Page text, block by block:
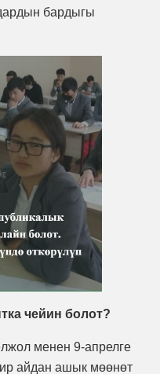
бардыгы
чейин болот?
менен 9-апрелге
айдан ашык мөөнөт